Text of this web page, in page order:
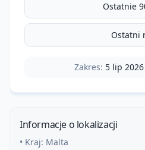
Ostatnie
Ostatni
Zakres: 5 lip 2026
Informacje o lokalizacji
• Kraj: Malta